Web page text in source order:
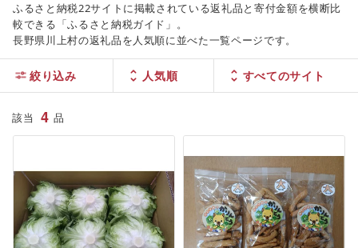
ふるさと納税22サイトに掲載されている返礼品と寄付金額を横断比
較できる「ふるさと納税ガイド」。
長野県川上村の返礼品を人気順に並べた一覧ページです。
絞り込み 人気順
該当 4 品